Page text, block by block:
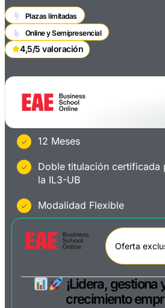
Plazas limitadas
Online y Semipresencial
4,5/5 valoración
12 Meses
Doble titulación certificada
la IL3-UB
Modalidad Flexible
Oferta
¡Lidera, gestiona
crecimiento